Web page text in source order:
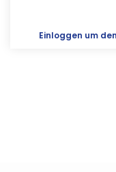
Einloggen um